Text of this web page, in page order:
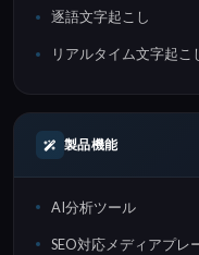
逐語文字起こし
リアルタイム文字起こ
製品機能
AI分析ツール
SEO対応メディアプレ